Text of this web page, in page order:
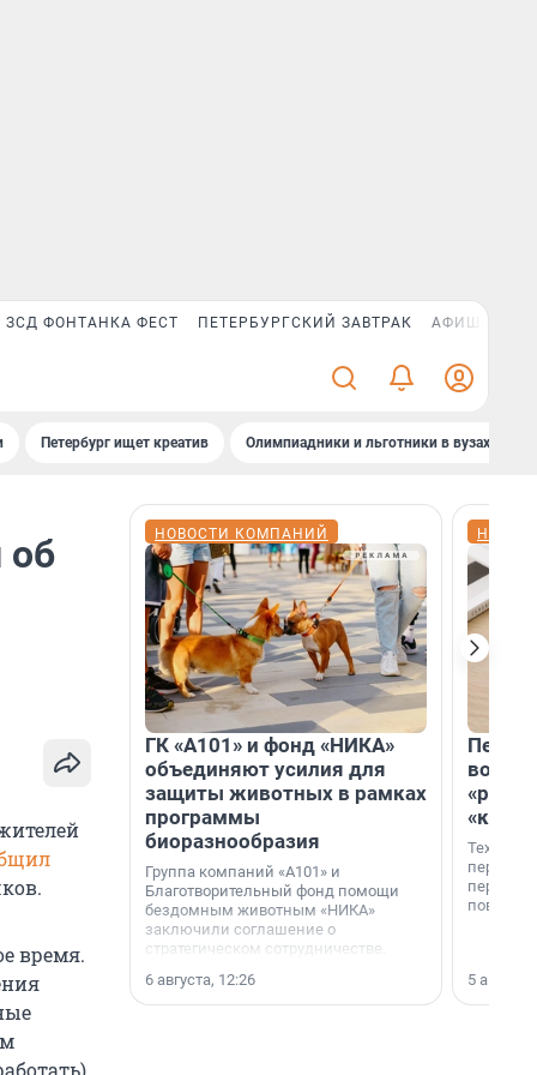
ЗСД ФОНТАНКА ФЕСТ ПЕТЕРБУРГСКИЙ ЗАВТРАК АФИША PLUS
Петербург ищет креатив Олимпиадники и льготники в вузах СПб
об
время.
НОВОСТИ КОМПАНИЙ
ГК «А101» и фонд «НИКА»
объединяют усилия для
защиты животных в рамках
программы
биоразнообразия
Группа компаний «А101» и
Благотворительный фонд помощи
бездомным животным «НИКА»
заключили соглашение о
стратегическом сотрудничестве.
6 августа, 12:26
5